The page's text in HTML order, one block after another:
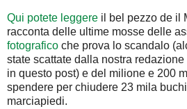
Qui potete leggere il bel pezzo de il
racconta delle ultime mosse delle
fotografico che prova lo scandalo
state scattate dalla nostra
in questo post) e del milione e 200
spendere per chiudere 23 mila
marciapiedi.